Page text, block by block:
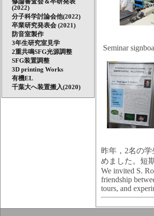
(2022)
分子科学討論会他(2022)
卒業研究発表会 (2021)
防音室製作
3年生研究室見学
2重共鳴SFG光源調整
SFG装置調整
3D printing Works
有機EL
千葉大へ装置搬入(2020)
Seminar
昨年，2名の
めました。短
We invited S.
friendship
tours, and